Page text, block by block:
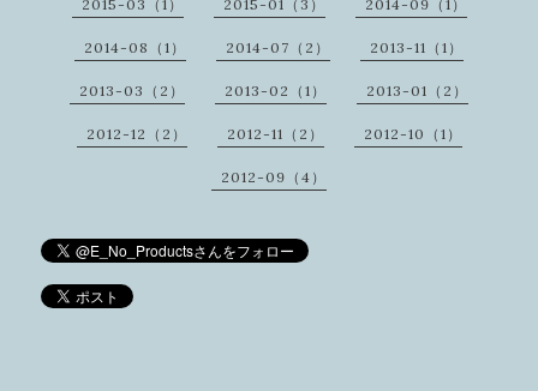
2015-03（1） 2015-01（3） 2014-09（1）
2014-08（1） 2014-07（2） 2013-11（1）
2013-03（2） 2013-02（1） 2013-01（2）
2012-12（2） 2012-11（2） 2012-10（1）
2012-09（4）